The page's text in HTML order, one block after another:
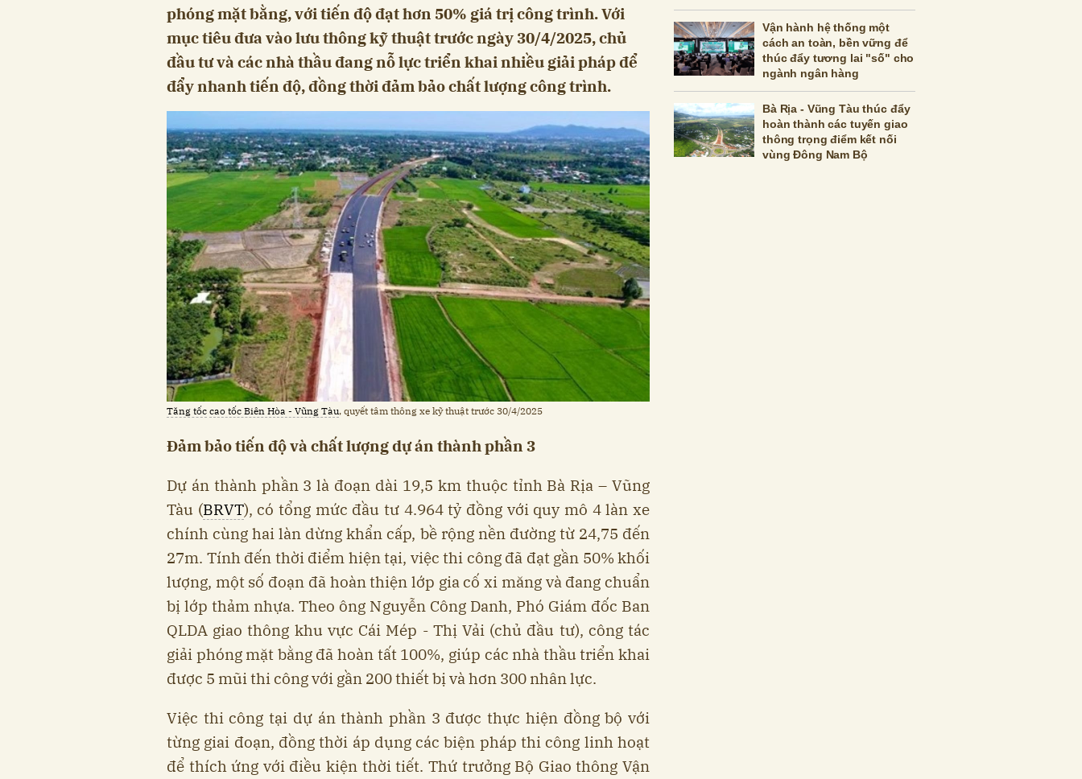
phóng mặt bằng, với tiến độ đạt hơn 50% giá trị công trình. Với
mục tiêu đưa vào lưu thông kỹ thuật trước ngày 30/4/2025, chủ
đầu tư và các nhà thầu đang nỗ lực triển khai nhiều giải pháp để
đẩy nhanh tiến độ, đồng thời đảm bảo chất lượng công trình.
Tăng tốc cao tốc Biên Hòa - Vũng Tàu, quyết tâm thông xe kỹ thuật trước 30/4/2025
Đảm bảo tiến độ và chất lượng dự án thành phần 3
Dự án thành phần 3 là đoạn dài 19,5 km thuộc tỉnh Bà Rịa – Vũng
Tàu (BRVT), có tổng mức đầu tư 4.964 tỷ đồng với quy mô 4 làn xe
chính cùng hai làn dừng khẩn cấp, bề rộng nền đường từ 24,75 đến
27m. Tính đến thời điểm hiện tại, việc thi công đã đạt gần 50% khối
lượng, một số đoạn đã hoàn thiện lớp gia cố xi măng và đang chuẩn
bị lớp thảm nhựa. Theo ông Nguyễn Công Danh, Phó Giám đốc Ban
QLDA giao thông khu vực Cái Mép - Thị Vải (chủ đầu tư), công tác
giải phóng mặt bằng đã hoàn tất 100%, giúp các nhà thầu triển khai
được 5 mũi thi công với gần 200 thiết bị và hơn 300 nhân lực.
Việc thi công tại dự án thành phần 3 được thực hiện đồng bộ với
từng giai đoạn, đồng thời áp dụng các biện pháp thi công linh hoạt
để thích ứng với điều kiện thời tiết. Thứ trưởng Bộ Giao thông Vận
Vận hành hệ thống một
cách an toàn, bền vững để
thúc đẩy tương lai "số" cho
ngành ngân hàng
Bà Rịa - Vũng Tàu thúc đẩy
hoàn thành các tuyến giao
thông trọng điểm kết nối
vùng Đông Nam Bộ